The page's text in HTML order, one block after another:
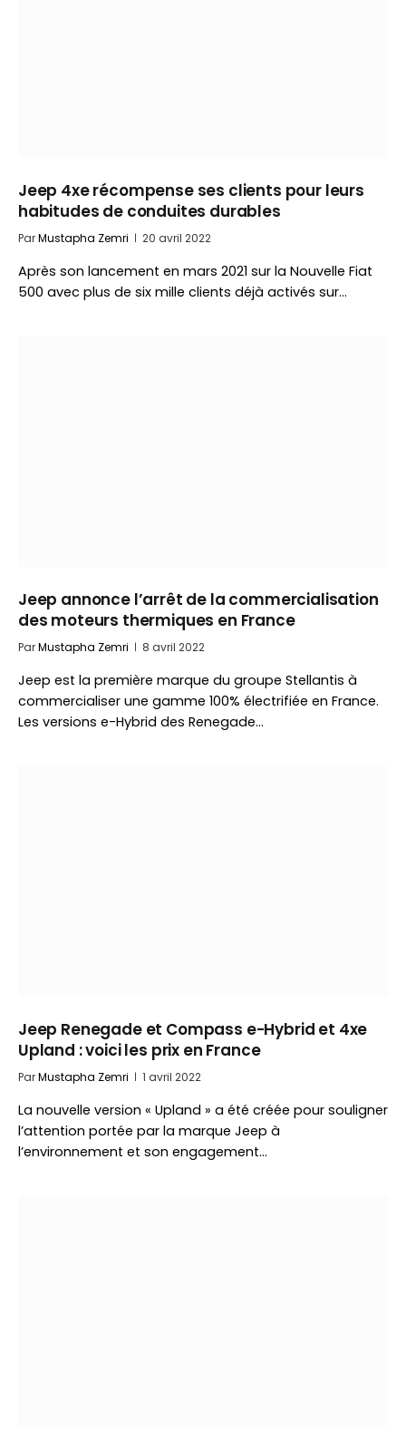
Jeep 4xe récompense ses clients pour leurs
habitudes de conduites durables
ParMustapha Zemri 20 avril 2022
Après son lancement en mars 2021 sur la Nouvelle Fiat
500 avec plus de six mille clients déjà activés sur…
Jeep annonce l’arrêt de la commercialisation
des moteurs thermiques en France
ParMustapha Zemri 8 avril 2022
Jeep est la première marque du groupe Stellantis à
commercialiser une gamme 100% électrifiée en France.
Les versions e-Hybrid des Renegade…
Jeep Renegade et Compass e-Hybrid et 4xe
Upland : voici les prix en France
ParMustapha Zemri 1 avril 2022
La nouvelle version « Upland » a été créée pour souligner
l’attention portée par la marque Jeep à
l’environnement et son engagement…